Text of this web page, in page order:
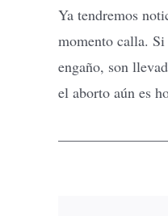
Ya tendremos
momento calla. Si
engaño, son
el aborto aún es